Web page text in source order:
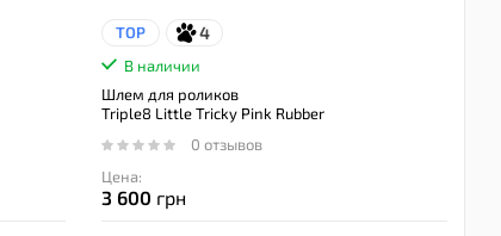
TOP 4
В наличии
Шлем для роликов
Triple8 Little Tricky Pink Rubber
0 отзывов
Цена:
3 600 грн